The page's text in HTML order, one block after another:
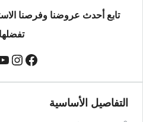
تابع أحدث عروضنا وفرصنا
التفاصيل الأساسية